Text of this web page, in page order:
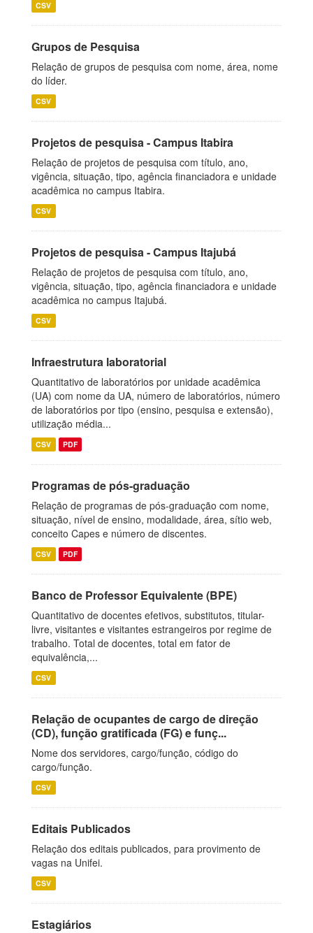
CSV
Grupos de Pesquisa
Relação de grupos de pesquisa com nome, área, nome
do líder.
CSV
Projetos de pesquisa - Campus Itabira
Relação de projetos de pesquisa com título, ano,
vigência, situação, tipo, agência financiadora e unidade
acadêmica no campus Itabira.
CSV
Projetos de pesquisa - Campus Itajubá
Relação de projetos de pesquisa com título, ano,
vigência, situação, tipo, agência financiadora e unidade
acadêmica no campus Itajubá.
CSV
Infraestrutura laboratorial
Quantitativo de laboratórios por unidade acadêmica
(UA) com nome da UA, número de laboratórios, número
de laboratórios por tipo (ensino, pesquisa e extensão),
utilização média...
CSV PDF
Programas de pós-graduação
Relação de programas de pós-graduação com nome,
situação, nível de ensino, modalidade, área, sítio web,
conceito Capes e número de discentes.
CSV PDF
Banco de Professor Equivalente (BPE)
Quantitativo de docentes efetivos, substitutos, titular-
livre, visitantes e visitantes estrangeiros por regime de
trabalho. Total de docentes, total em fator de
equivalência,...
CSV
Relação de ocupantes de cargo de direção
(CD), função gratificada (FG) e funç...
Nome dos servidores, cargo/função, código do
cargo/função.
CSV
Editais Publicados
Relação dos editais publicados, para provimento de
vagas na Unifei.
CSV
Estagiários